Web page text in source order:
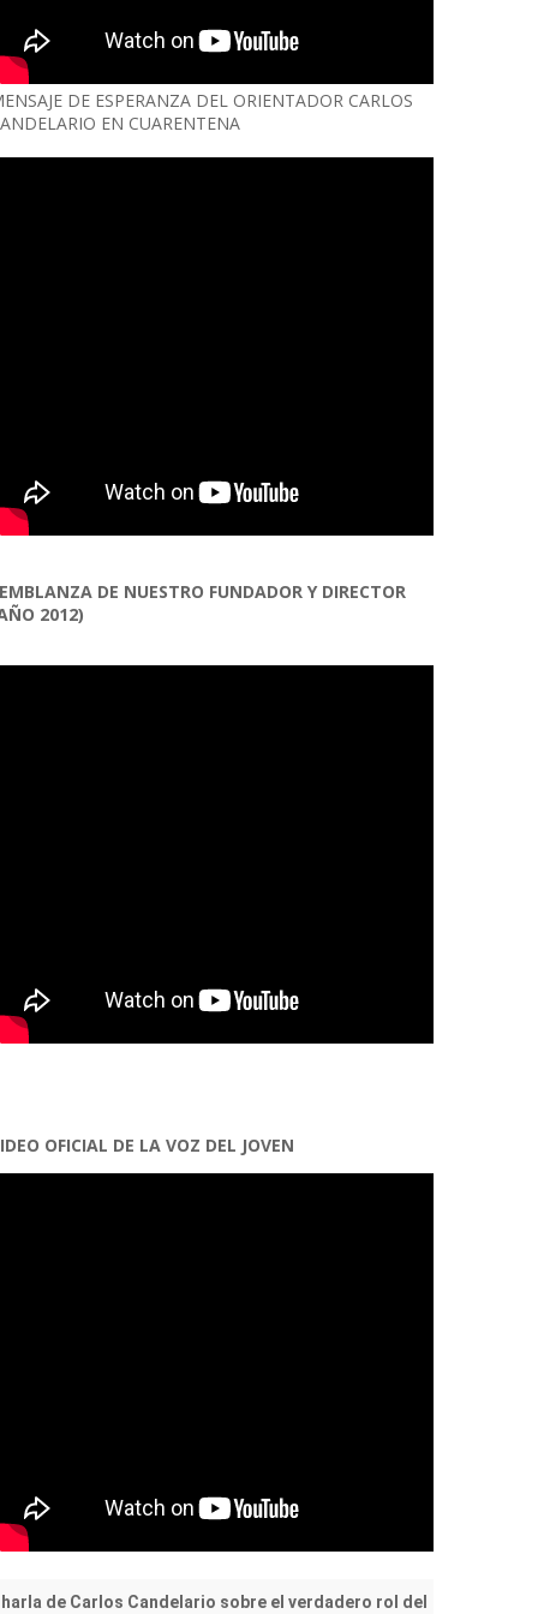
DE ESPERANZA DEL ORIENTADOR CARLOS
EN CUARENTENA
DE NUESTRO FUNDADOR Y DIRECTOR
2012)
OFICIAL DE LA VOZ DEL JOVEN
de Carlos Candelario sobre el verdadero rol del